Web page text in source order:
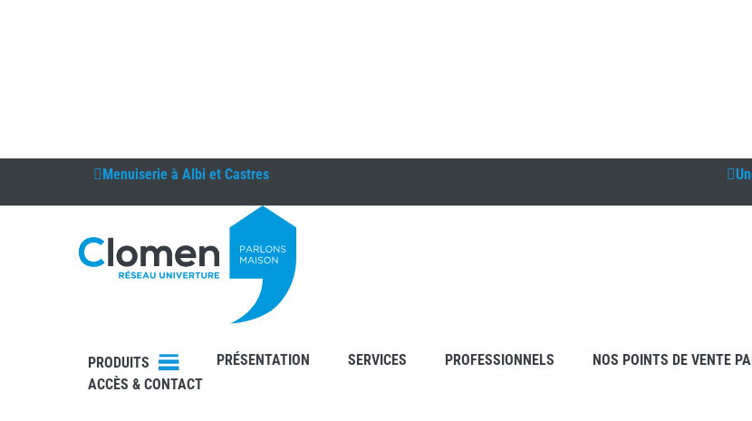
Menuiserie à Albi et Castres
PRODUITS PRÉSENTATION SERVICES PROFESSIONNELS
NOS POINTS DE VENTE
ACCÈS & CONTACT